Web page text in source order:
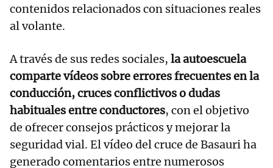
contenidos relacionados con situaciones reales
al volante.
A través de sus redes sociales, la autoescuela
comparte vídeos sobre errores frecuentes en la
conducción, cruces conflictivos o dudas
habituales entre conductores, con el objetivo
de ofrecer consejos prácticos y mejorar la
seguridad vial. El vídeo del cruce de Basauri ha
generado comentarios entre numerosos